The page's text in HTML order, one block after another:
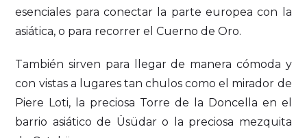
esenciales para conectar la parte europea con la
asiática, o para recorrer el Cuerno de Oro.
También sirven para llegar de manera cómoda y
con vistas a lugares tan chulos como el mirador de
Piere Loti, la preciosa Torre de la Doncella en el
barrio asiático de Üsüdar o la preciosa mezquita